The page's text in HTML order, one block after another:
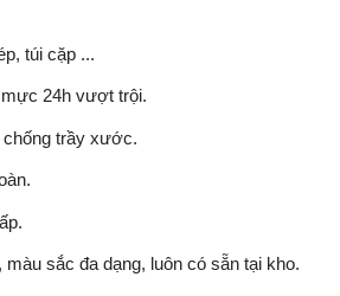
túi cặp ...
24h vượt trội.
chống trầy xước.
màu sắc đa dạng, luôn có sẵn tại kho.